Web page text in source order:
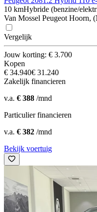
10 kmHybride (benzine/
Van Mossel Peugeot Hoorn,
Vergelijk
Jouw korting: € 3.700
Kopen
€ 34.940€ 31.240
Zakelijk financieren
v.a. € 388 /mnd
Particulier financieren
v.a. € 382 /mnd
Bekijk voertuig